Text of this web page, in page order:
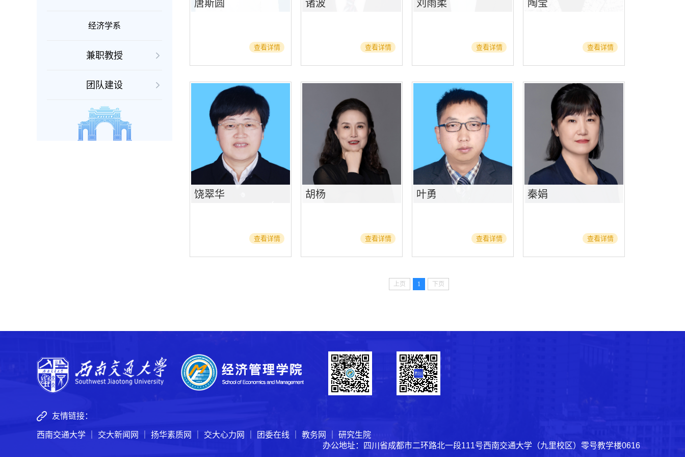
经济学系
兼职教授
团队建设
唐斯圆
查看详情
诸波
查看详情
刘雨柔
查看详情
陶莹
查看详情
饶翠华
查看详情
胡杨
查看详情
叶勇
查看详情
秦娟
查看详情
上页 1 下页
友情链接：
西南交通大学 交大新闻网 扬华素质网 交大心力网 团委在线 教务网
研究生院
办公地址：四川省成都市二环路北一段111号西南交通大学（九里校区）零号教学楼0616